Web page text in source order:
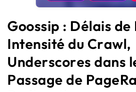
Solutions
Ressources
Audit SEO
Goossip : Délais
Intensité du Crawl,
Underscores dans
Passage de